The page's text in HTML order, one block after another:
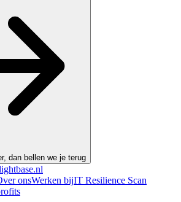
dan bellen we je terug
.nl
onsWerken bijIT Resilience Scan